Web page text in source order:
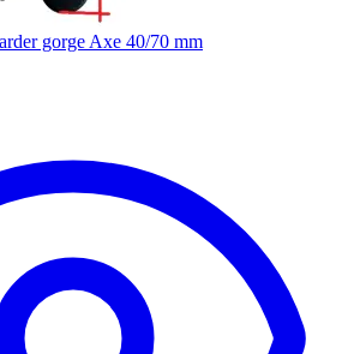
gorge Axe 40/70 mm